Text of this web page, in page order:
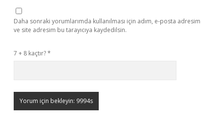
Daha sonraki yorumlarımda kullanılması için adım, e-posta adresim
ve site adresim bu tarayıcıya kaydedilsin.
7 + 8 kaçtır?*